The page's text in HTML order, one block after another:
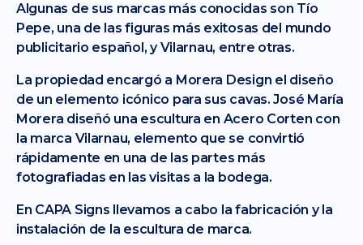
Algunas de sus marcas más conocidas son Tío
Pepe, una de las figuras más exitosas del mundo
publicitario español, y Vilarnau, entre otras.
La propiedad encargó a Morera Design el diseño
de un elemento icónico para sus cavas. José María
Morera diseñó una escultura en Acero Corten con
la marca Vilarnau, elemento que se convirtió
rápidamente en una de las partes más
fotografiadas en las visitas a la bodega.
En CAPA Signs llevamos a cabo la fabricación y la
instalación de la escultura de marca.